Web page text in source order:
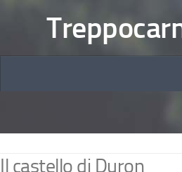
Il castello di Duron